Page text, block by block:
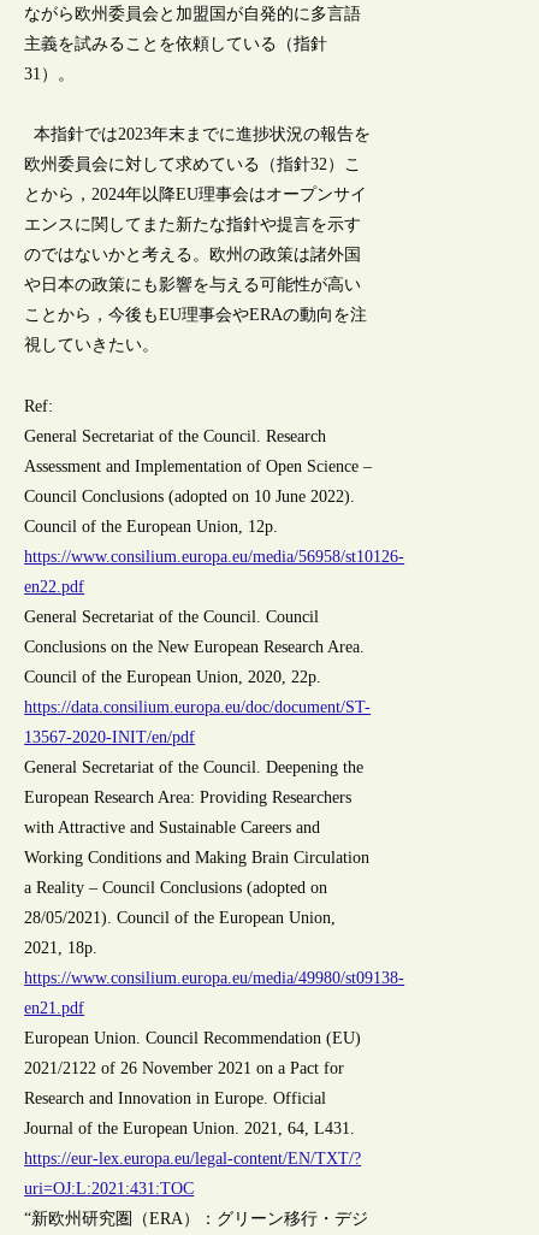
ながら欧州委員会と加盟国が自発的に多言語
主義を試みることを依頼している（指針
31）。
本指針では2023年末までに進捗状況の報告を
欧州委員会に対して求めている（指針32）こ
とから，2024年以降EU理事会はオープンサイ
エンスに関してまた新たな指針や提言を示す
のではないかと考える。欧州の政策は諸外国
や日本の政策にも影響を与える可能性が高い
ことから，今後もEU理事会やERAの動向を注
視していきたい。
Ref:
General Secretariat of the Council. Research
Assessment and Implementation of Open Science –
Council Conclusions (adopted on 10 June 2022).
Council of the European Union, 12p.
https://www.consilium.europa.eu/media/56958/st10126-
en22.pdf
General Secretariat of the Council. Council
Conclusions on the New European Research Area.
Council of the European Union, 2020, 22p.
https://data.consilium.europa.eu/doc/document/ST-
13567-2020-INIT/en/pdf
General Secretariat of the Council. Deepening the
European Research Area: Providing Researchers
with Attractive and Sustainable Careers and
Working Conditions and Making Brain Circulation
a Reality – Council Conclusions (adopted on
28/05/2021). Council of the European Union,
2021, 18p.
https://www.consilium.europa.eu/media/49980/st09138-
en21.pdf
European Union. Council Recommendation (EU)
2021/2122 of 26 November 2021 on a Pact for
Research and Innovation in Europe. Official
Journal of the European Union. 2021, 64, L431.
https://eur-lex.europa.eu/legal-content/EN/TXT/?
uri=OJ:L:2021:431:TOC
“新欧州研究圏（ERA）：グリーン移行・デジ